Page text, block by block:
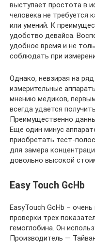
выступает простота в
человека не требуется
или умений. К
удобство девайса.
удобное время и не
соблюдать при
Однако, невзирая на
измерительные
мнению медиков,
всегда удается
Преимущественно
Еще один минус
приобретать тест-
для замера
довольно высокой
Easy Touch GcHb
EasyTouch GcHb –
проверки трех
гемоглобина. Он
Производитель —